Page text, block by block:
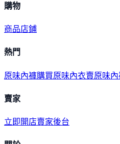
購物
商品店鋪
熱門
原味內褲購買原味內衣賣原味
賣家
立即開店賣家後台